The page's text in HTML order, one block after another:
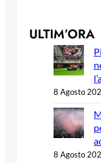
ULTIM’ORA
8 Agosto
8 Agosto